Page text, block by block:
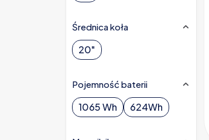
Średnica koła
20"
Pojemność baterii
1065 Wh 624Wh